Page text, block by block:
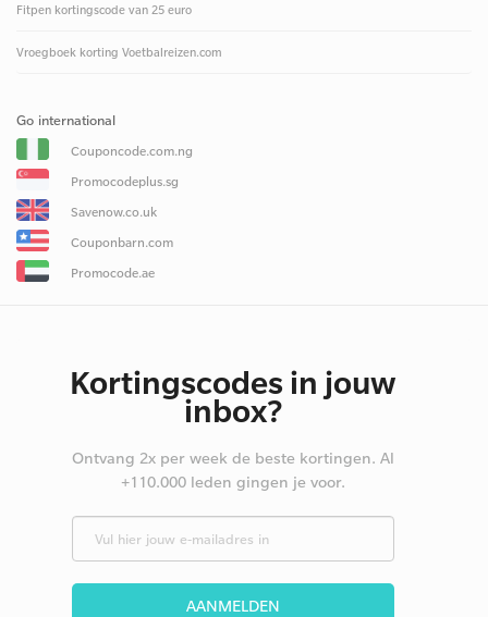
Fitpen kortingscode van 25 euro
Vroegboek korting Voetbalreizen.com
Go international
Couponcode.com.ng
Promocodeplus.sg
Savenow.co.uk
Couponbarn.com
Promocode.ae
Kortingscodes in jouw
inbox?
Ontvang 2x per week de beste kortingen. Al
+110.000 leden gingen je voor.
AANMELDEN